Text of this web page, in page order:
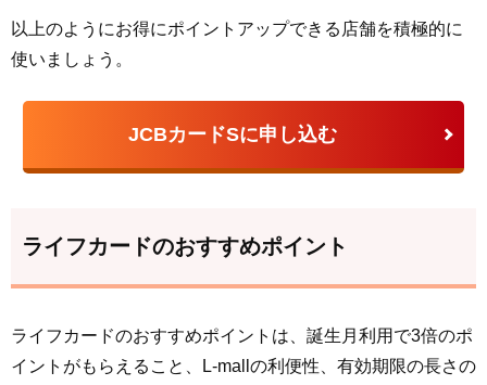
以上のようにお得にポイントアップできる店舗を積極的に
使いましょう。
JCBカードSに申し込む
ライフカードのおすすめポイント
ライフカードのおすすめポイントは、誕生月利用で3倍のポ
イントがもらえること、L-mallの利便性、有効期限の長さの